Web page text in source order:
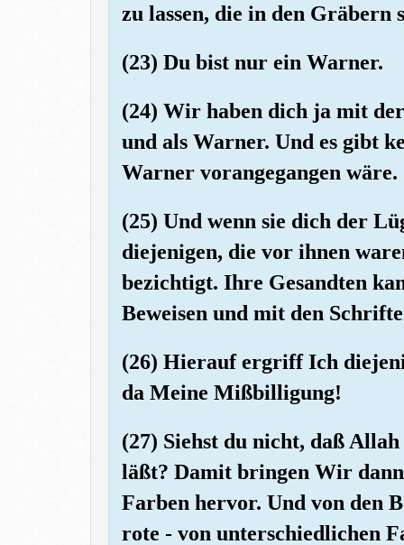
zu lassen, die in den Gräbern
(23) Du bist nur ein Warner.
(24) Wir haben dich ja mit
und als Warner. Und es gibt
Warner vorangegangen wäre.
(25) Und wenn sie dich der
diejenigen, die vor ihnen
bezichtigt. Ihre Gesandten
Beweisen und mit den
(26) Hierauf ergriff Ich
da Meine Mißbilligung!
(27) Siehst du nicht, daß
läßt? Damit bringen Wir
Farben hervor. Und von den
rote - von unterschiedlichen